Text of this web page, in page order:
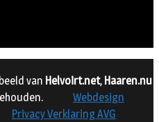
van Helvoirt.net, Haaren.nu
Webdesign
Privacy Verklaring AVG